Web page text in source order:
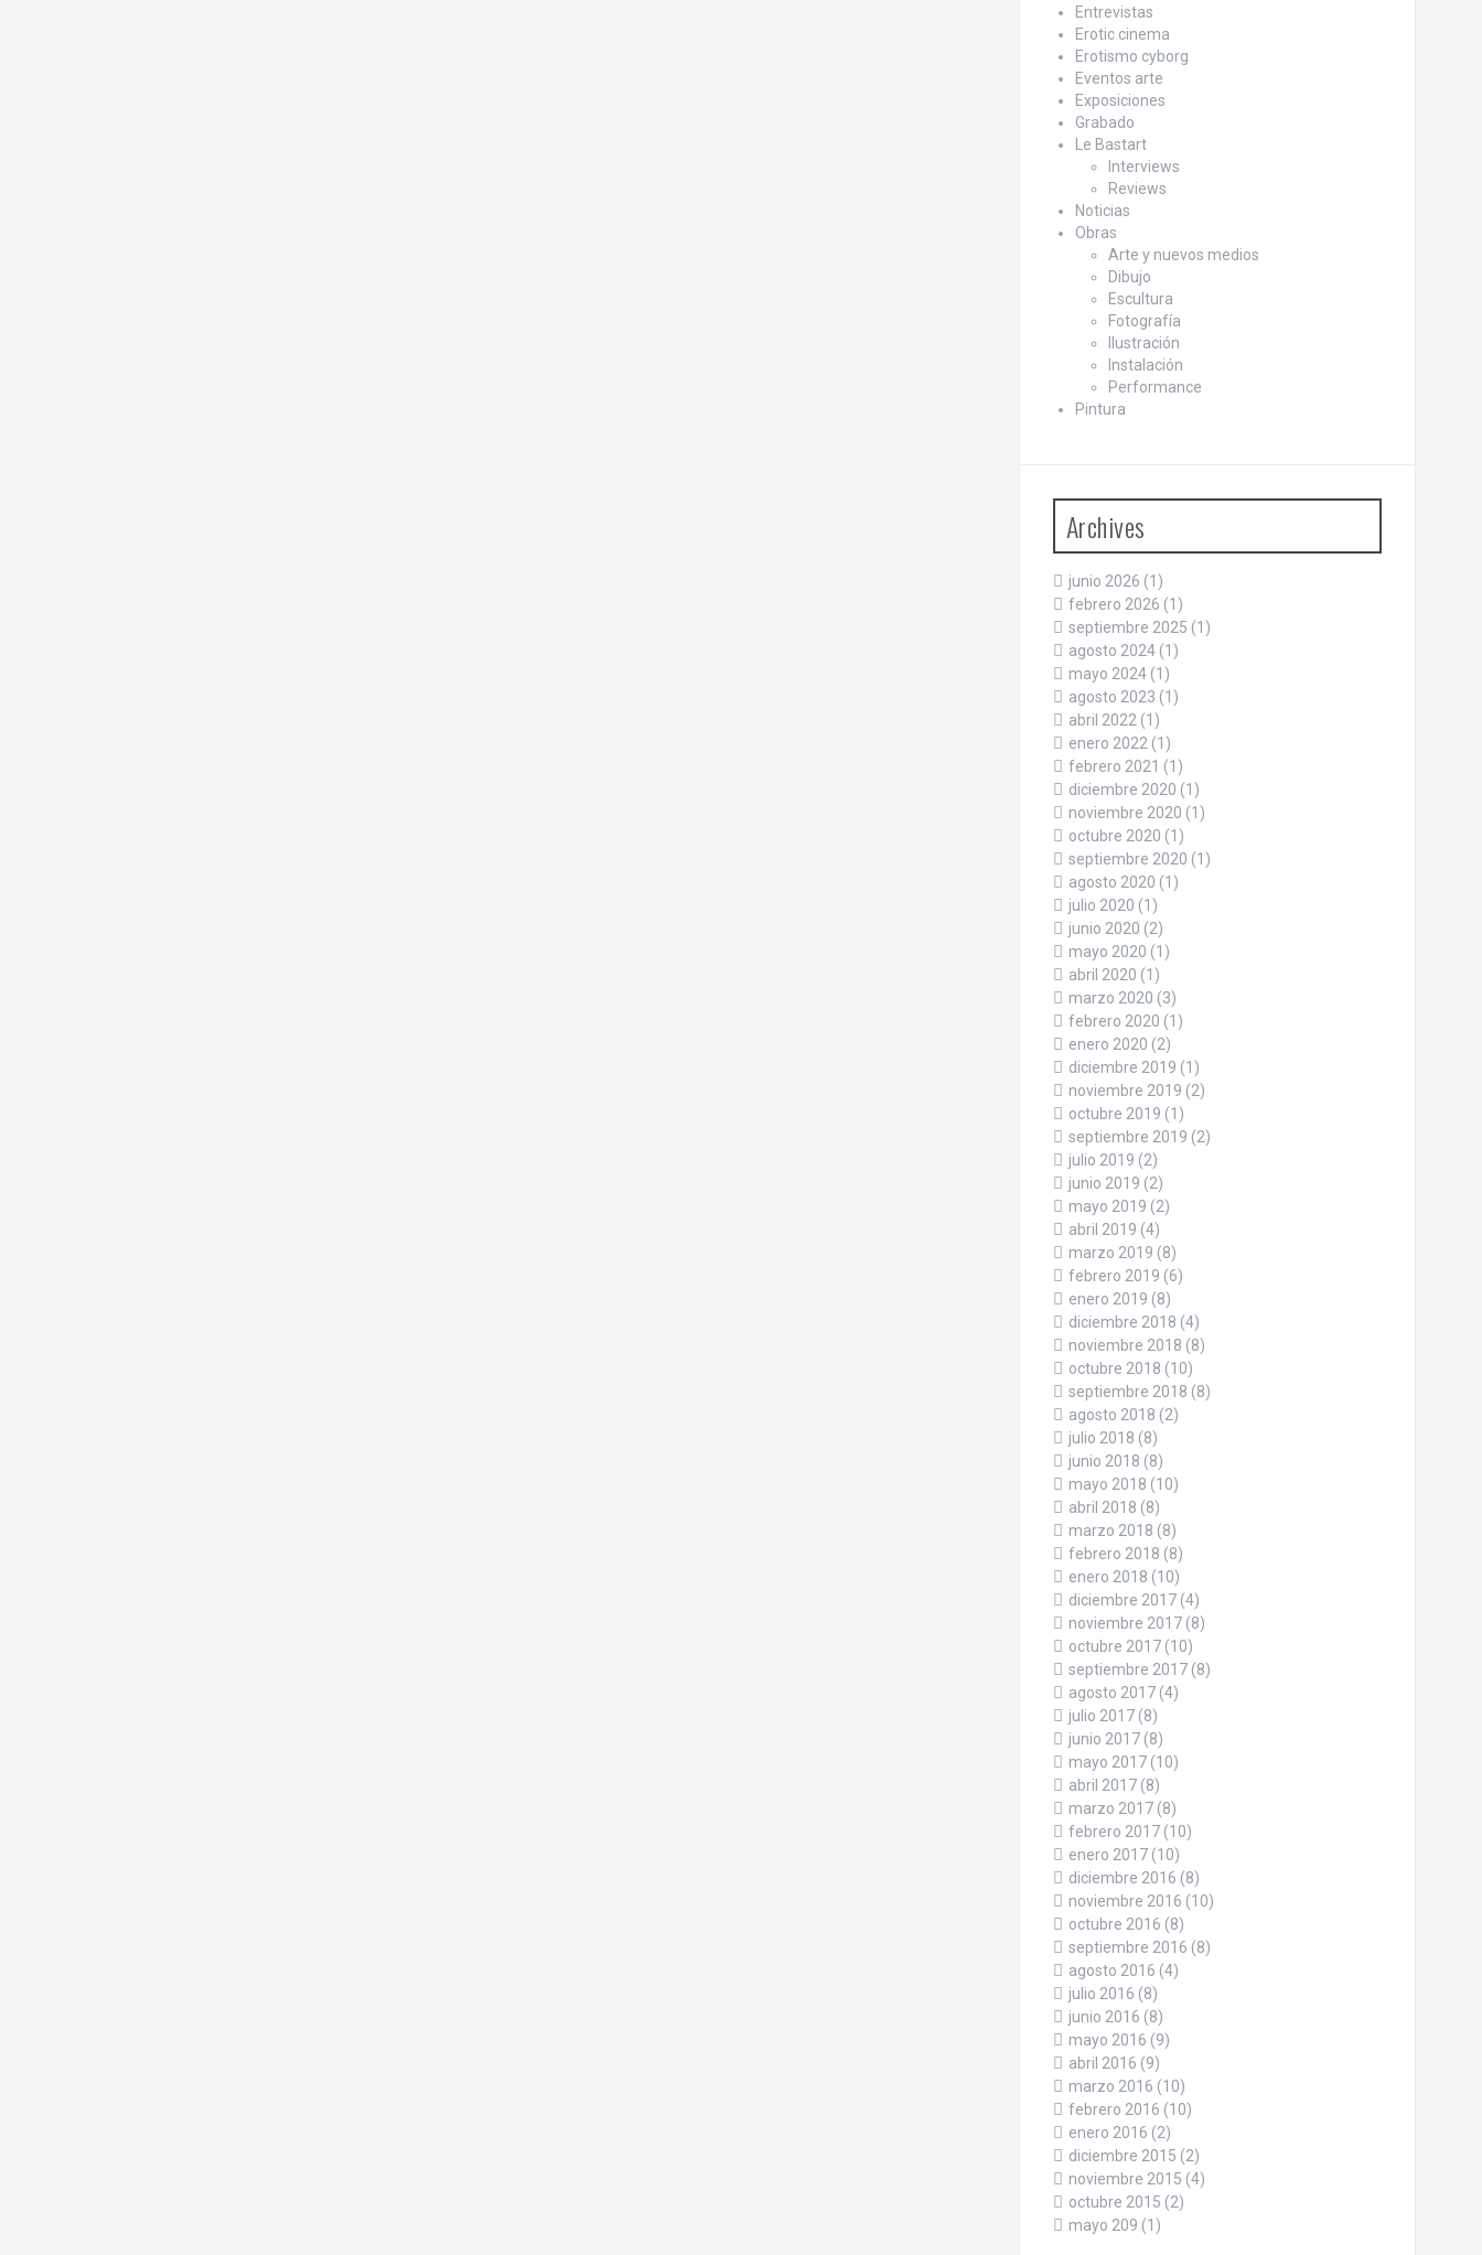
Entrevistas
Erotic cinema
Erotismo cyborg
Eventos arte
Exposiciones
Grabado
Le Bastart
Interviews
Reviews
Noticias
Obras
Arte y nuevos medios
Dibujo
Escultura
Fotografía
Ilustración
Instalación
Performance
Pintura
Archives
junio 2026 (1)
febrero 2026 (1)
septiembre 2025 (1)
agosto 2024(1)
mayo 2024(1)
agosto 2023 (1)
abril 2022 (1)
enero 2022 (1)
febrero 2021 (1)
diciembre 2020 (1)
noviembre 2020 (1)
octubre 2020 (1)
septiembre 2020 (1)
agosto 2020 (1)
julio 2020 (1)
junio 2020 (2)
mayo 2020 (1)
abril 2020 (1)
marzo 2020 (3)
febrero 2020 (1)
enero 2020 (2)
diciembre 2019 (1)
noviembre 2019 (2)
octubre 2019 (1)
septiembre 2019 (2)
julio 2019 (2)
junio 2019 (2)
mayo 2019 (2)
abril 2019 (4)
marzo 2019 (8)
febrero 2019 (6)
enero 2019 (8)
diciembre 2018 (4)
noviembre 2018 (8)
octubre 2018 (10)
septiembre 2018 (8)
agosto 2018 (2)
julio 2018 (8)
junio 2018 (8)
mayo 2018 (10)
abril 2018 (8)
marzo 2018 (8)
febrero 2018 (8)
enero 2018 (10)
diciembre 2017(4)
noviembre 2017(8)
octubre 2017(10)
septiembre 2017(8)
agosto 2017(4)
julio 2017(8)
junio 2017(8)
mayo 2017(10)
abril 2017(8)
marzo 2017(8)
febrero 2017(10)
enero 2017(10)
diciembre 2016 (8)
noviembre 2016 (10)
octubre 2016 (8)
septiembre 2016 (8)
agosto 2016 (4)
julio 2016 (8)
junio 2016 (8)
mayo 2016 (9)
abril 2016 (9)
marzo 2016 (10)
febrero 2016 (10)
enero 2016 (2)
diciembre 2015 (2)
noviembre 2015 (4)
octubre 2015 (2)
mayo 209 (1)